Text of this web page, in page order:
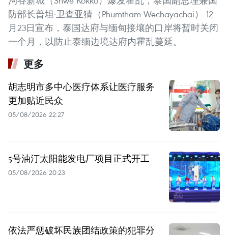
防部长普坦·卫查亚猜（Phumtham Wechayachai） 12
月23日宣布，泰国达府与缅甸接壤的口岸将暂时关闭
一个月，以防止泰缅边境达府内霍乱蔓延。
更多
胡志明市多中心医疗体系让医疗服务
更加贴近民众
05/08/2026 22:27
5号油汀太阳能发电厂项目正式开工
05/08/2026 20:23
依法严惩破坏民族团结政策的犯罪分